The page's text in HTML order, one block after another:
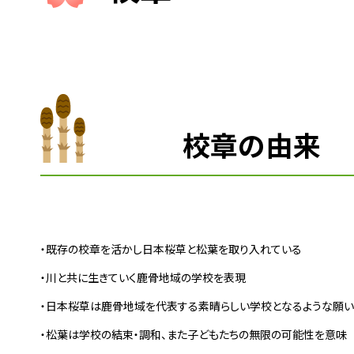
校章の由来
・既存の校章を活かし日本桜草と松葉を取り入れている
・川と共に生きていく鹿骨地域の学校を表現
・ 日本桜草は鹿骨地域を代表する素晴らしい学校となるような願い
・松葉は学校の結束・調和、また子どもたちの無限の可能性を意味